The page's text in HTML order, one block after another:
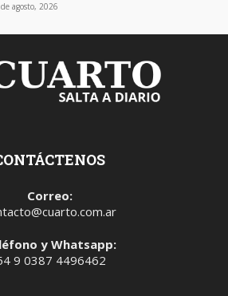
agosto, 2026
Correo:
y Whatsapp:
9 0387 4496462